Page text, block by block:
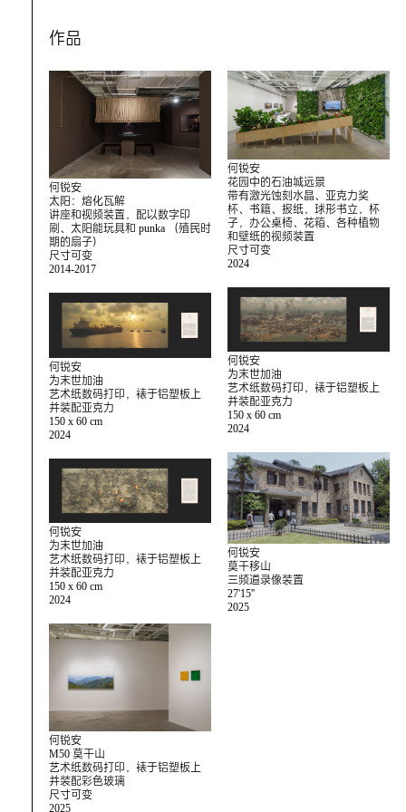
作品
何锐安
太阳：熔化瓦解
讲座和视频装置，配以数字印
刷、太阳能玩具和 punka （殖民时
期的扇子）
尺寸可变
2014-2017
何锐安
花园中的石油城远景
带有激光蚀刻水晶、亚克力奖
杯、书籍、报纸，球形书立，杯
子，办公桌椅、花箱、各种植物
和壁纸的视频装置
尺寸可变
2024
何锐安
为末世加油
艺术纸数码打印，裱于铝塑板上
并装配亚克力
150 x 60 cm
2024
何锐安
为末世加油
艺术纸数码打印，裱于铝塑板上
并装配亚克力
150 x 60 cm
2024
何锐安
为末世加油
艺术纸数码打印，裱于铝塑板上
并装配亚克力
150 x 60 cm
2024
何锐安
莫干移山
三频道录像装置
27'15''
2025
何锐安
M50 莫干山
艺术纸数码打印，裱于铝塑板上
并装配彩色玻璃
尺寸可变
2025